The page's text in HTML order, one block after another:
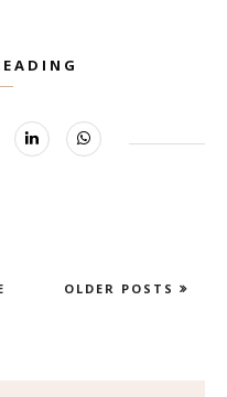
OLDER POSTS